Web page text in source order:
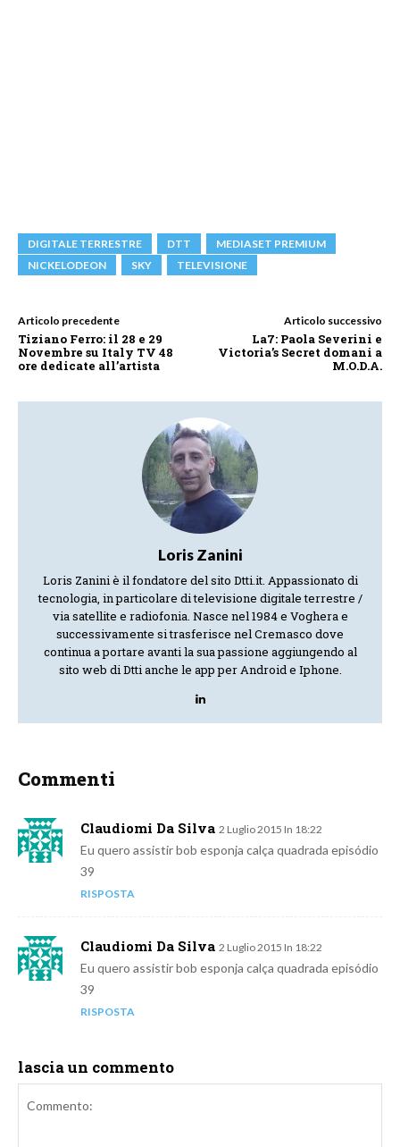
DIGITALE TERRESTRE DTT
MEDIASET PREMIUM
NICKELODEON
SKY TELEVISIONE
Articolo precedente
Tiziano Ferro: il 28 e 29
Novembre su Italy TV 48
ore dedicate all’artista
Articolo successivo
La7: Paola Severini e
Victoria’s Secret domani a
M.O.D.A.
Loris Zanini
Loris Zanini è il fondatore del sito Dtti.it. Appassionato di
tecnologia, in particolare di televisione digitale terrestre /
via satellite e radiofonia. Nasce nel 1984 e Voghera e
successivamente si trasferisce nel Cremasco dove
continua a portare avanti la sua passione aggiungendo al
sito web di Dtti anche le app per Android e Iphone.
Commenti
Claudiomi Da Silva 2 Luglio 2015 In 18:22
Eu quero assistir bob esponja calça quadrada episódio
39
RISPOSTA
Claudiomi Da Silva 2 Luglio 2015 In 18:22
Eu quero assistir bob esponja calça quadrada episódio
39
RISPOSTA
lascia un commento